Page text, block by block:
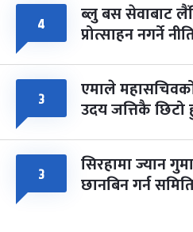
४ ब्लु बस सेवाबाट
प्रोत्साहन नगर्ने
३ एमाले
उदय जत्तिकै छिटो
३ सिरहामा ज्यान
छानबिन गर्न